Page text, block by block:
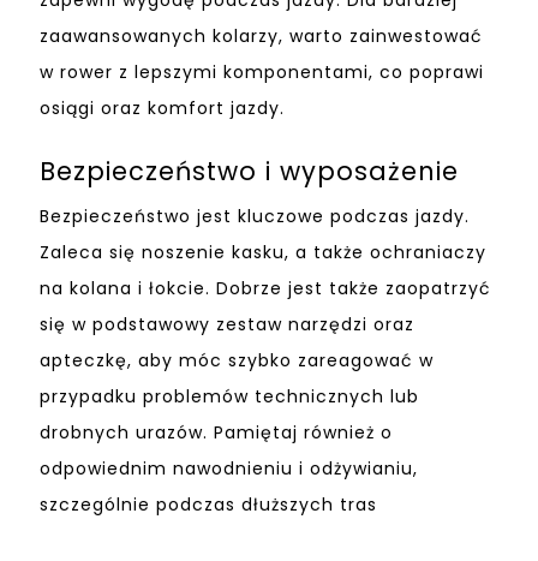
zaawansowanych kolarzy, warto zainwestować
w rower z lepszymi komponentami, co poprawi
osiągi oraz komfort jazdy.
Bezpieczeństwo i wyposażenie
Bezpieczeństwo jest kluczowe podczas jazdy.
Zaleca się noszenie kasku, a także ochraniaczy
na kolana i łokcie. Dobrze jest także zaopatrzyć
się w podstawowy zestaw narzędzi oraz
apteczkę, aby móc szybko zareagować w
przypadku problemów technicznych lub
drobnych urazów. Pamiętaj również o
odpowiednim nawodnieniu i odżywianiu,
szczególnie podczas dłuższych tras